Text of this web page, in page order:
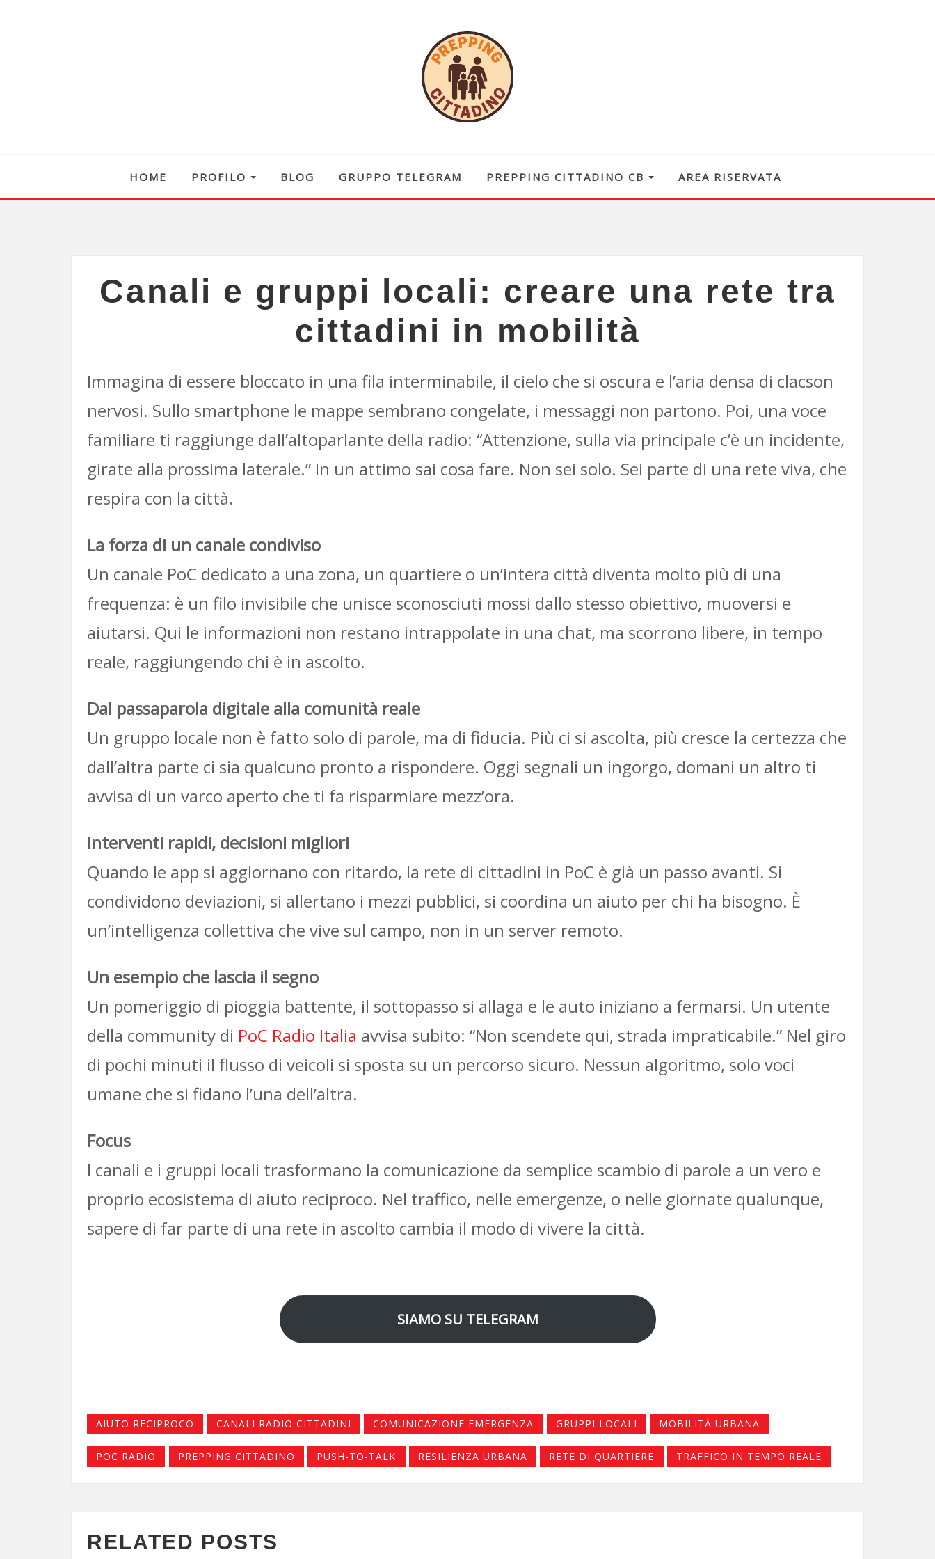
HOME PROFILO BLOG GRUPPO TELEGRAM PREPPING CITTADINO CB AREA RISERVATA
Canali e gruppi locali: creare una rete tra
cittadini in mobilità
Immagina di essere bloccato in una fila interminabile, il cielo che si oscura e l’aria densa di clacson
nervosi. Sullo smartphone le mappe sembrano congelate, i messaggi non partono. Poi, una voce
familiare ti raggiunge dall’altoparlante della radio: “Attenzione, sulla via principale c’è un incidente,
girate alla prossima laterale.” In un attimo sai cosa fare. Non sei solo. Sei parte di una rete viva, che
respira con la città.
La forza di un canale condiviso
Un canale PoC dedicato a una zona, un quartiere o un’intera città diventa molto più di una
frequenza: è un filo invisibile che unisce sconosciuti mossi dallo stesso obiettivo, muoversi e
aiutarsi. Qui le informazioni non restano intrappolate in una chat, ma scorrono libere, in tempo
reale, raggiungendo chi è in ascolto.
Dal passaparola digitale alla comunità reale
Un gruppo locale non è fatto solo di parole, ma di fiducia. Più ci si ascolta, più cresce la certezza che
dall’altra parte ci sia qualcuno pronto a rispondere. Oggi segnali un ingorgo, domani un altro ti
avvisa di un varco aperto che ti fa risparmiare mezz’ora.
Interventi rapidi, decisioni migliori
Quando le app si aggiornano con ritardo, la rete di cittadini in PoC è già un passo avanti. Si
condividono deviazioni, si allertano i mezzi pubblici, si coordina un aiuto per chi ha bisogno. È
un’intelligenza collettiva che vive sul campo, non in un server remoto.
Un esempio che lascia il segno
Un pomeriggio di pioggia battente, il sottopasso si allaga e le auto iniziano a fermarsi. Un utente
della community di PoC Radio Italia avvisa subito: “Non scendete qui, strada impraticabile.” Nel giro
di pochi minuti il flusso di veicoli si sposta su un percorso sicuro. Nessun algoritmo, solo voci
umane che si fidano l’una dell’altra.
Focus
I canali e i gruppi locali trasformano la comunicazione da semplice scambio di parole a un vero e
proprio ecosistema di aiuto reciproco. Nel traffico, nelle emergenze, o nelle giornate qualunque,
sapere di far parte di una rete in ascolto cambia il modo di vivere la città.
SIAMO SU TELEGRAM
AIUTO RECIPROCO CANALI RADIO CITTADINI COMUNICAZIONE EMERGENZA GRUPPI LOCALI MOBILITÀ URBANA
POC RADIO PREPPING CITTADINO PUSH-TO-TALK RESILIENZA URBANA RETE DI QUARTIERE TRAFFICO IN TEMPO REALE
RELATED POSTS